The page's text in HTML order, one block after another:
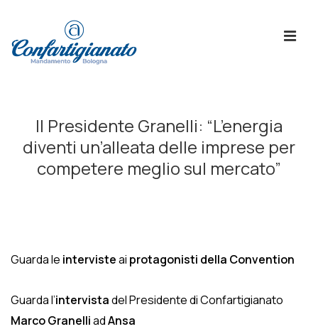
Principale
Il Presidente Granelli: “L’energia
diventi un’alleata delle imprese per
competere meglio sul mercato”
Guarda le intervisteai protagonisti della Convention
Guarda l’intervistadel Presidente di Confartigianato
Marco GranelliadAnsa